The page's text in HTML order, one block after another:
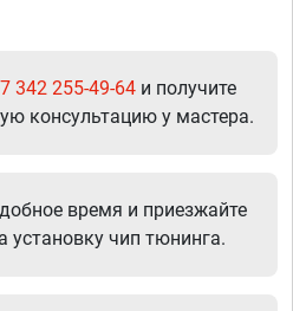
342 255-49-64 и получите
консультацию у мастера.
время и приезжайте
установку чип тюнинга.